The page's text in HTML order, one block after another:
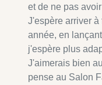
et de ne pas
J'espère arriver
année, en
j'espère plus
J'aimerais bien
pense au Salon